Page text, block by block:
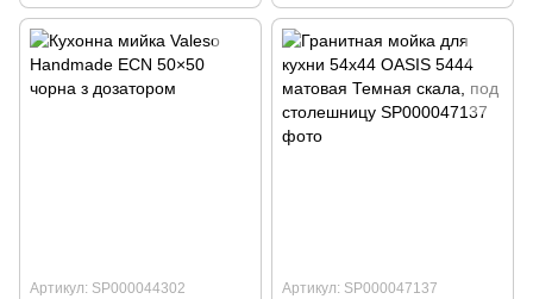
Артикул: SP000044302 Артикул: SP000047137